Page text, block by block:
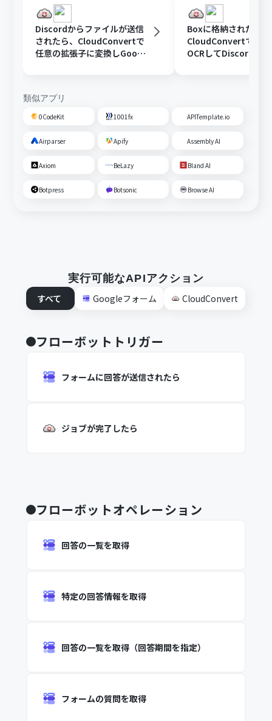
Discordからファイルが送信
されたら、CloudConvertで
任意の拡張子に変換しGoogle
Boxに格納されたフ
CloudConvertで変
OCRしてDiscordに
類似アプリ
0CodeKit 1001fx APITemplate.io
Airparser Apify Assembly AI
Axiom BeLazy Bland AI
Botpress Botsonic Browse AI
実行可能なAPIアクション
すべて
Googleフォーム CloudConvert
フローボットトリガー
フォームに回答が送信されたら
ジョブが完了したら
フローボットオペレーション
回答の一覧を取得
特定の回答情報を取得
回答の一覧を取得（回答期間を指定）
フォームの質問を取得